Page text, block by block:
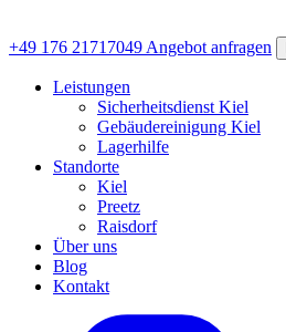
+49 176 21717049 Angebot anfragen
Leistungen
Sicherheitsdienst Kiel
Gebäudereinigung Kiel
Lagerhilfe
Standorte
Kiel
Preetz
Raisdorf
Über uns
Blog
Kontakt